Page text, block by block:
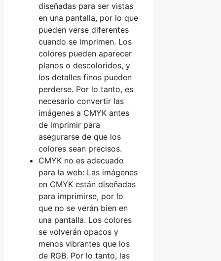
diseñadas para ser vistas
en una pantalla, por lo que
pueden verse diferentes
cuando se imprimen. Los
colores pueden aparecer
planos o descoloridos, y
los detalles finos pueden
perderse. Por lo tanto, es
necesario convertir las
imágenes a CMYK antes
de imprimir para
asegurarse de que los
colores sean precisos.
CMYK no es adecuado
para la web: Las imágenes
en CMYK están diseñadas
para imprimirse, por lo
que no se verán bien en
una pantalla. Los colores
se volverán opacos y
menos vibrantes que los
de RGB. Por lo tanto, las